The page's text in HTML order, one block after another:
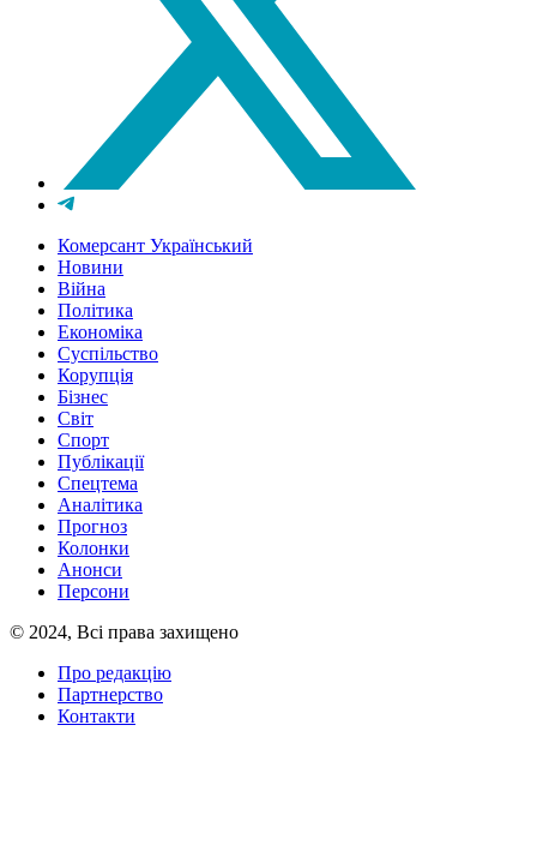
Комерсант Український
Новини
Війна
Політика
Економіка
Суспільство
Корупція
Бізнес
Світ
Спорт
Публікації
Спецтема
Аналітика
Прогноз
Колонки
Анонси
Персони
© 2024, Всі права захищено
Про редакцію
Партнерство
Контакти